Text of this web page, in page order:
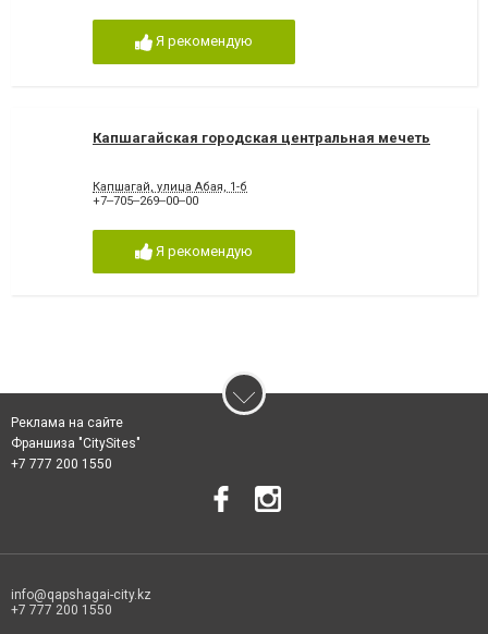
Я рекомендую
Капшагайская городская центральная мечеть
Капшагай, улица Абая, 1-б
+7‒705‒269‒00‒00
Я рекомендую
Реклама на сайте
Франшиза "CitySites"
+7 777 200 1550
info@qapshagai-city.kz
+7 777 200 1550